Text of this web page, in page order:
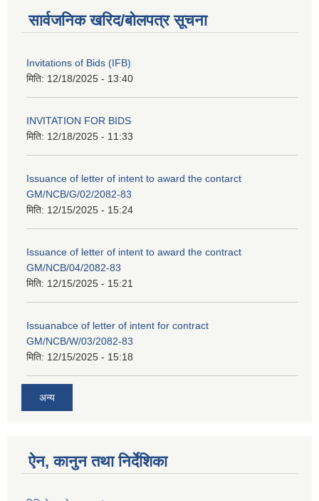
सार्वजनिक खरिद/बोलपत्र सूचना
Invitations of Bids (IFB)
मिति: 12/18/2025 - 13:40
INVITATION FOR BIDS
मिति: 12/18/2025 - 11:33
Issuance of letter of intent to award the contarct
GM/NCB/G/02/2082-83
मिति: 12/15/2025 - 15:24
Issuance of letter of intent to award the contract
GM/NCB/04/2082-83
मिति: 12/15/2025 - 15:21
Issuanabce of letter of intent for contract
GM/NCB/W/03/2082-83
मिति: 12/15/2025 - 15:18
अन्य
ऐन, कानुन तथा निर्देशिका